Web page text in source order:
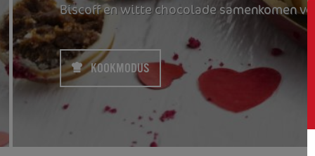
Biscoff en witte chocolade samenkomen
KOOKMODUS